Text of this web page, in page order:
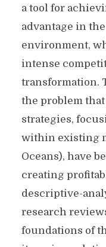
a tool for
advantage in
environment,
intense
transformation.
the problem
strategies,
within existing
Oceans), have
creating
descriptive-
research
foundations of